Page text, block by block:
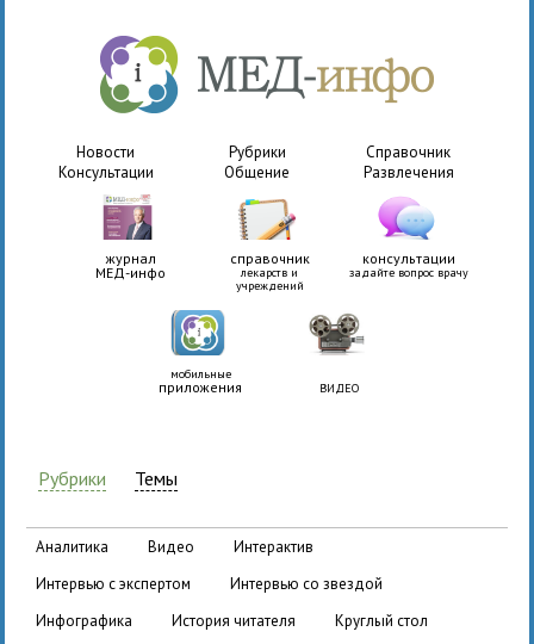
Новости Рубрики
Справочник
Консультации
Общение Развлечения
журнал
МЕД-инфо
справочник
лекарств и
учреждений
консультации
задайте вопрос врачу
мобильные
приложения ВИДЕО
Рубрики Темы
аналитика видео
интерактив
интервью с экспертом
интервью со звездой
инфографика
история читателя
круглый стол